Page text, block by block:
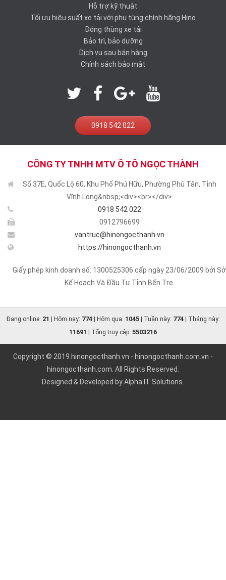
Hỗ trợ kỹ thuật
Tối ưu hiệu suất xe tải với phụ tùng chính hãng Hino
Đóng thùng xe tải
Bảo trì, bảo dưỡng
Dịch vụ sau bán hàng
Chính sách bảo mật
0918 542 022
CÔNG TY TNHH MTV Ô TÔ NGỌC THÀNH
Số 37E, Quốc Lộ 60, Khu Phố Phú Hữu, Phường Phú Tân, Tỉnh
Vĩnh Long&nbsp;<div><br></div>
0918 542 022
0912796699
vantruc@hinongocthanh.vn
https://hinongocthanh.vn
Giấy phép kinh doanh số: 1300525306 cấp ngày 23/06/2009 bởi Sở
Kế Hoạch Và Đầu Tư Tỉnh Bến Tre.
Đang online: 21 | Hôm nay: 774| Hôm qua: 1045| Tuần này: 774| Tháng này:
11691 | Tổng truy cập: 5503216
Copyright © 2019 hinongocthanh.vn - hinongocthanh.com.vn -
hinongocthanh.com . All Rights Reserved.
Designed & Developed byAlpha IT Solutions.